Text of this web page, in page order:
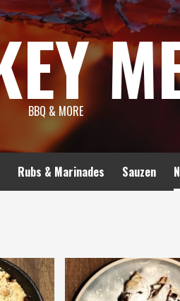
BBQ & MORE
Rubs & Marinades Sauzen